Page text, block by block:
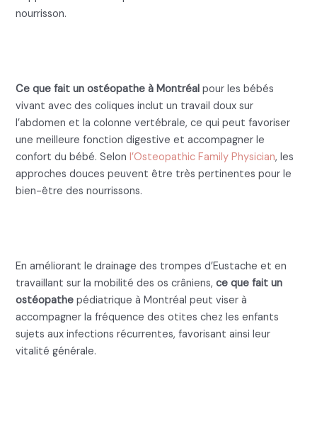
nourrisson.
Ce que fait un ostéopathe à Montréal pour les bébés
vivant avec des coliques inclut un travail doux sur
l’abdomen et la colonne vertébrale, ce qui peut favoriser
une meilleure fonction digestive et accompagner le
confort du bébé. Selonl’Osteopathic Family Physician, les
approches douces peuvent être très pertinentes pour le
bien-être des nourrissons.
En améliorant le drainage des trompes d’Eustache et en
travaillant sur la mobilité des os crâniens,ce que fait un
ostéopathe pédiatrique à Montréal peut viser à
accompagner la fréquence des otites chez les enfants
sujets aux infections récurrentes, favorisant ainsi leur
vitalité générale.